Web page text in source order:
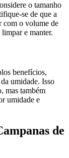
o tamanho
se de que a
com o volume de
e manter.
benefícios,
umidade. Isso
mas também
umidade e
de